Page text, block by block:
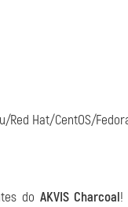
Red Hat/CentOS/
do AKVIS Charcoal!